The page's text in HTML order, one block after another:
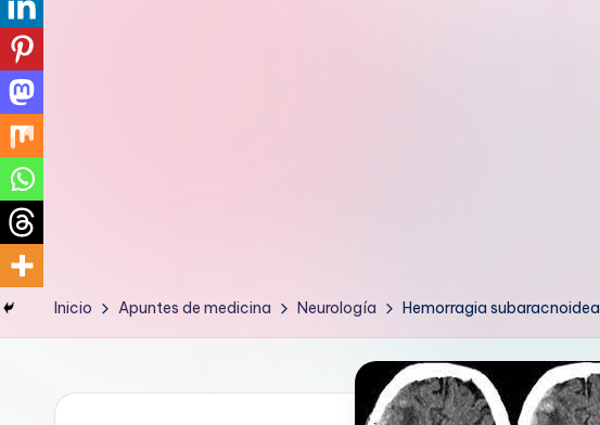
i
c
u
Inicio Apuntes de medicina Neurología Hemorragia subaracnoidea